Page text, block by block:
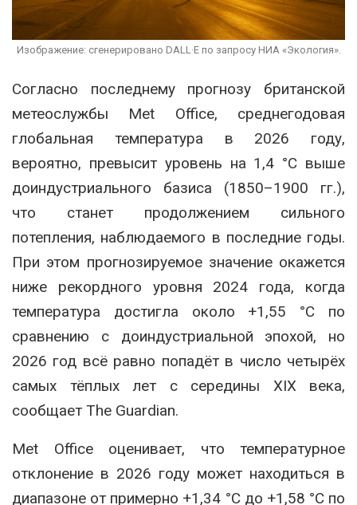
Изображение: сгенерировано DALL·E по запросу НИА «Экология».
Согласно последнему прогнозу британской
метеослужбы Met Office, среднегодовая
глобальная температура в 2026 году,
вероятно, превысит уровень на 1,4 °C выше
доиндустриального базиса (1850–1900 гг.),
что станет продолжением сильного
потепления, наблюдаемого в последние годы.
При этом прогнозируемое значение окажется
ниже рекордного уровня 2024 года, когда
температура достигла около +1,55 °C по
сравнению с доиндустриальной эпохой, но
2026 год всё равно попадёт в число четырёх
самых тёплых лет с середины XIX века,
сообщает The Guardian.
Met Office оценивает, что температурное
отклонение в 2026 году может находиться в
диапазоне от примерно +1,34 °C до +1,58 °C по